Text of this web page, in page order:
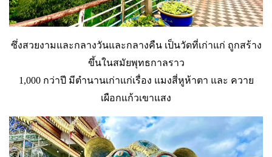
ซึ่งสวยงามและกลางวันและกลางคืน เป็นวัดที่เก่าแก่ ถูกสร้าง
ขึ้นในสมัยพุทธกาลราว
1,000 กว่าปี มีตำนานเก่าแก่เรื่อง แมงสี่หูห้าตา และ ควาย
เผือกแก้วเขาแสง